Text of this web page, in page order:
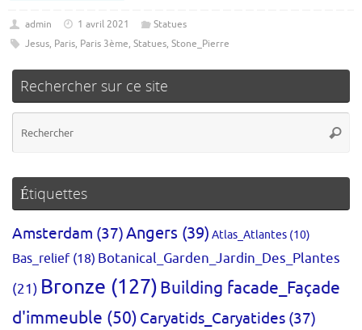
admin 1 avril 2021
Statues
Jesus, Paris, Paris 3ème, Statues, Stone_Pierre
Rechercher sur ce site
Étiquettes
Amsterdam (37)Angers (39) Atlas_Atlantes (10)
Bas_relief(18) Botanical_Garden_Jardin_Des_Plantes
(21) Bronze (127)Building facade_Façade
d'immeuble (50) Caryatids_Caryatides (37)